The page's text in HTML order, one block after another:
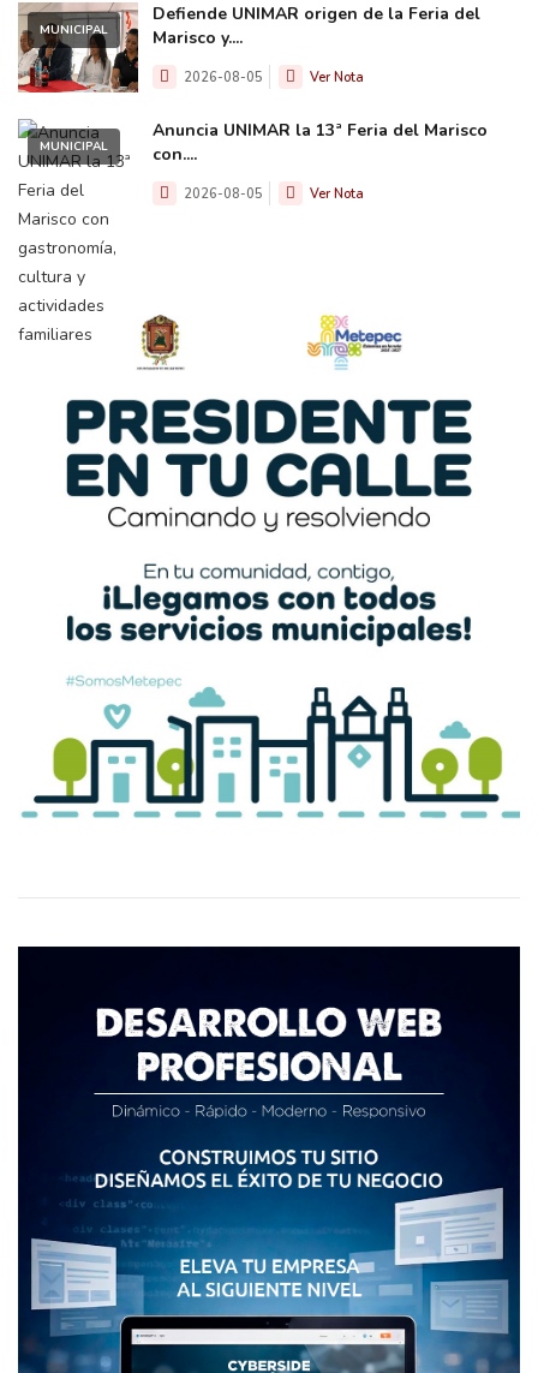
MUNICIPAL
Defiende UNIMAR origen de la Feria del
Marisco y....
2026-08-05 Ver Nota
MUNICIPAL
Anuncia UNIMAR la 13ª Feria del Marisco
con....
2026-08-05 Ver Nota